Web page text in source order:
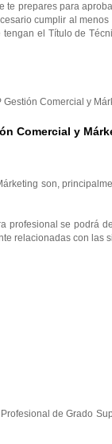
prepares para
cumplir al
el Título de
Comercial y
Comercial y
son,
profesional se podrá
relacionadas con las
de Grado